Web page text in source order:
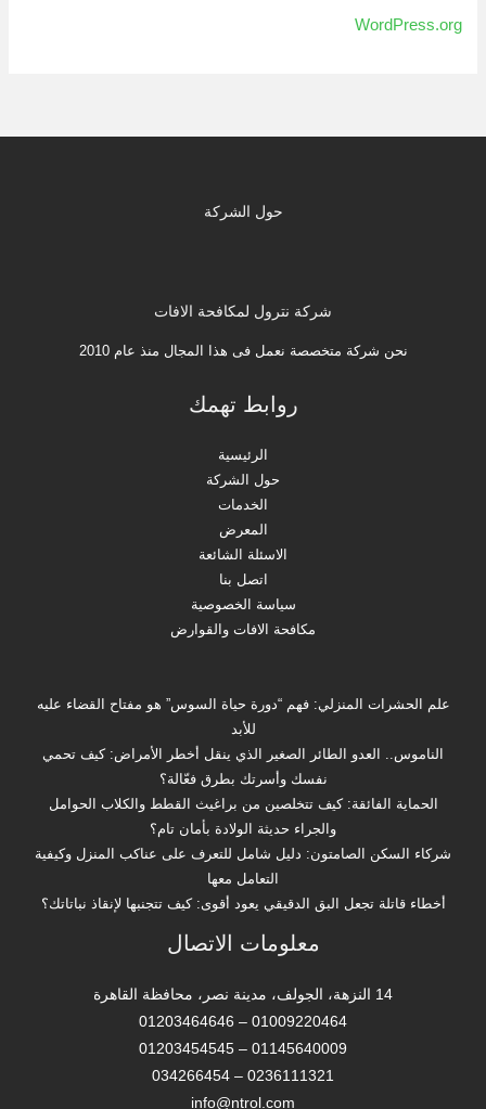
WordPress.org
حول الشركة
شركة نترول لمكافحة الافات
نحن شركة متخصصة نعمل فى هذا المجال منذ عام 2010
روابط تهمك
الرئيسية
حول الشركة
الخدمات
المعرض
الاسئلة الشائعة
اتصل بنا
سياسة الخصوصية
مكافحة الافات والقوارض
علم الحشرات المنزلي: فهم “دورة حياة السوس” هو مفتاح القضاء عليه
للأبد
الناموس.. العدو الطائر الصغير الذي ينقل أخطر الأمراض: كيف تحمي
نفسك وأسرتك بطرق فعّالة؟
الحماية الفائقة: كيف تتخلصين من براغيث القطط والكلاب الحوامل
والجراء حديثة الولادة بأمان تام؟
شركاء السكن الصامتون: دليل شامل للتعرف على عناكب المنزل وكيفية
التعامل معها
أخطاء قاتلة تجعل البق الدقيقي يعود أقوى: كيف تتجنبها لإنقاذ نباتاتك؟
معلومات الاتصال
14 النزهة، الجولف، مدينة نصر، محافظة القاهرة‬
01009220464 – 01203464646
01145640009 – 01203454545
0236111321 – 034266454
info@ntrol.com